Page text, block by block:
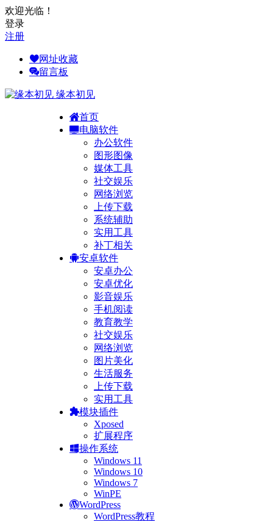
欢迎光临！
登录
注册
网址收藏
留言板
缘本初见
首页
电脑软件
办公软件
图形图像
媒体工具
社交娱乐
网络浏览
上传下载
系统辅助
实用工具
补丁相关
安卓软件
安卓办公
安卓优化
影音娱乐
手机阅读
教育教学
社交娱乐
网络浏览
图片美化
生活服务
上传下载
实用工具
模块插件
Xposed
扩展程序
操作系统
Windows 11
Windows 10
Windows 7
WinPE
WordPress
WordPress教程